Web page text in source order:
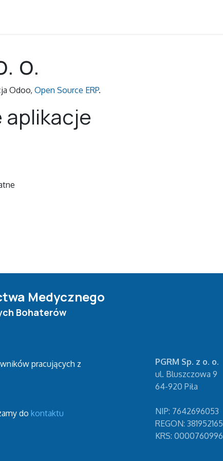
o.
Odoo, Open Source ERP.
Medycznego
Bohaterów
pracujących z
do kontaktu
PGRM Sp. z o. o.
ul. Bluszczowa 9
64-920 Piła
NIP: 7642696053
REGON: 381952165
KRS: 0000760996